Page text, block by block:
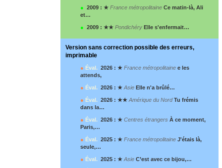
● 2009 : ★ France métropolitaine Ce matin-là, Ali
et…
● 2009 : ★★ Pondichéry Elle s'enfermait…
Version sans correction possible des erreurs,
imprimable
● Éval. 2026 : ★ France métropolitaine e les
attends,
● Éval. 2026 : ★ Asie Elle n'a brûlé…
● Éval. 2026 : ★★ Amérique du NordTu frémis
dans la…
● Éval. 2026 : ★ Centres étrangers À ce moment,
Paris,…
● Éval. 2025 : ★ France métropolitaine J'étais là,
seule,…
● Éval. 2025 : ★ Asie C’est avec ce bijou,…